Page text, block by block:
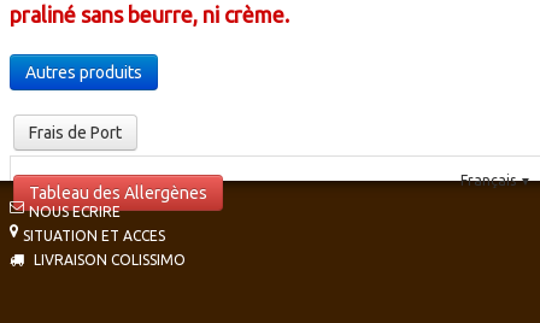
praliné sans beurre, ni crème.
Autres produits
Frais de Port
Tableau des Allergènes
Français▼
NOUS ECRIRE
SITUATION ET ACCES
LIVRAISON COLISSIMO